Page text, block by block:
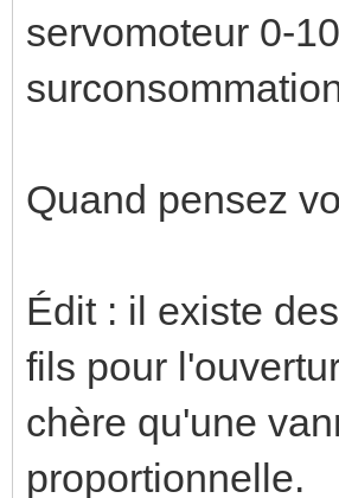
servomoteur 0-
Quand pensez
Édit : il existe
fils pour
chère qu'une
proportionnelle.